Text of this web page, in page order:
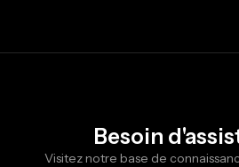
Besoin
Visitez notre base de